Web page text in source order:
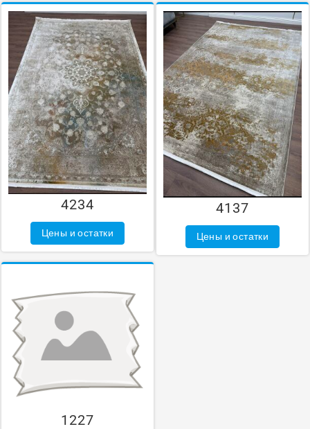
4234
Цены и остатки
4137
Цены и остатки
1227